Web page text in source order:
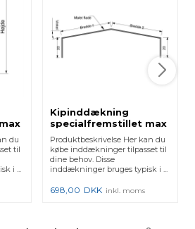
du
til
i ...
Kipinddækning
specialfremstillet max
300x3000mm - Sort
Produktbeskrivelse Her kan du
købe inddækninger tilpasset til
dine behov. Disse
inddækninger bruges typisk i ...
698,00 DKK inkl. moms